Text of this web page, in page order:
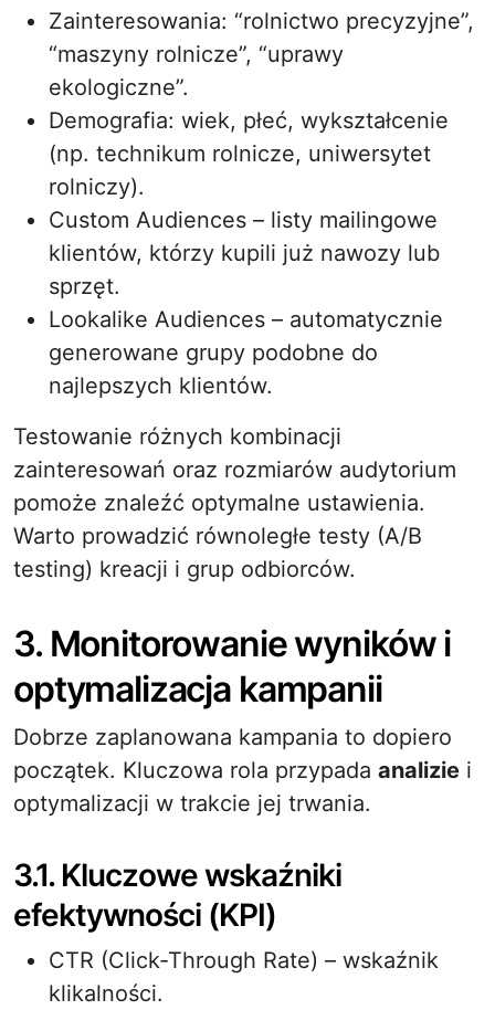
Zainteresowania: “rolnictwo precyzyjne”,
“maszyny rolnicze”, “uprawy
ekologiczne”.
Demografia: wiek, płeć, wykształcenie
(np. technikum rolnicze, uniwersytet
rolniczy).
Custom Audiences – listy mailingowe
klientów, którzy kupili już nawozy lub
sprzęt.
Lookalike Audiences – automatycznie
generowane grupy podobne do
najlepszych klientów.
Testowanie różnych kombinacji
zainteresowań oraz rozmiarów audytorium
pomoże znaleźć optymalne ustawienia.
Warto prowadzić równoległe testy (A/B
testing) kreacji i grup odbiorców.
3. Monitorowanie wyników i
optymalizacja kampanii
Dobrze zaplanowana kampania to dopiero
początek. Kluczowa rola przypada analizie i
optymalizacji w trakcie jej trwania.
3.1. Kluczowe wskaźniki
efektywności (KPI)
CTR (Click-Through Rate) – wskaźnik
klikalności.